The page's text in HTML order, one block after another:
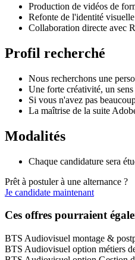
Production de vidéos de
⁠Refonte de l'identité
Collaboration directe avec
Profil recherché
Nous recherchons une
Une forte créativité, un
Si vous n'avez pas
La maîtrise de la suite
Modalités
Chaque candidature sera
Prêt à postuler à une alternance ?
Je candidate maintenant
Ces offres pourraient
BTS Audiovisuel montage &
BTS Audiovisuel option métiers